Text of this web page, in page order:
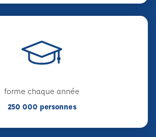
forme chaque année
250 000 personnes